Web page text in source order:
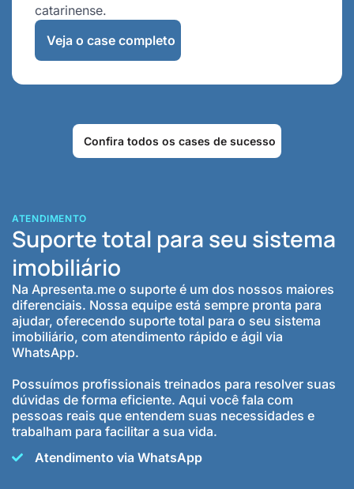
catarinense.
Veja o case completo
Confira todos os cases de sucesso
ATENDIMENTO
Suporte total para seu sistema
imobiliário
Na Apresenta.me o suporte é um dos nossos maiores
diferenciais. Nossa equipe está sempre pronta para
ajudar, oferecendo suporte total para o seu sistema
imobiliário, com atendimento rápido e ágil via
WhatsApp.
Possuímos profissionais treinados para resolver suas
dúvidas de forma eficiente. Aqui você fala com
pessoas reais que entendem suas necessidades e
trabalham para facilitar a sua vida.
Atendimento via WhatsApp